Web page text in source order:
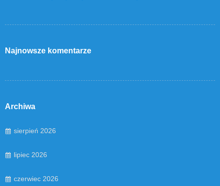
Najnowsze komentarze
Archiwa
sierpień 2026
lipiec 2026
czerwiec 2026